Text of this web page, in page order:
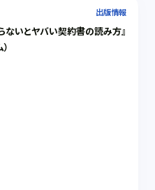
出版情報
ないとヤバい契約書の読み方』